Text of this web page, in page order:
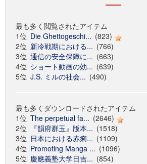
最も多く閲覧されたアイテム
1位 Die Ghettogeschi... (823)
2位 新冷戦期における... (766)
3位 通信の安全保障に... (663)
4位 ショート動画の効... (639)
5位 J.S. ミルの社会... (490)
最も多くダウンロードされたアイテム
1位 The perpetual fa... (2646)
2位
『韻府群玉』版本... (1518)
3位 日本における赤痢... (1109)
4位 Promoting Manga ... (1096)
5位 慶應義塾大学日吉... (854)